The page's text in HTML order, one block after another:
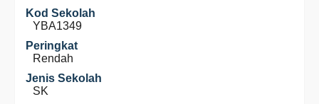
Kod Sekolah
YBA1349
Peringkat
Rendah
Jenis Sekolah
SK